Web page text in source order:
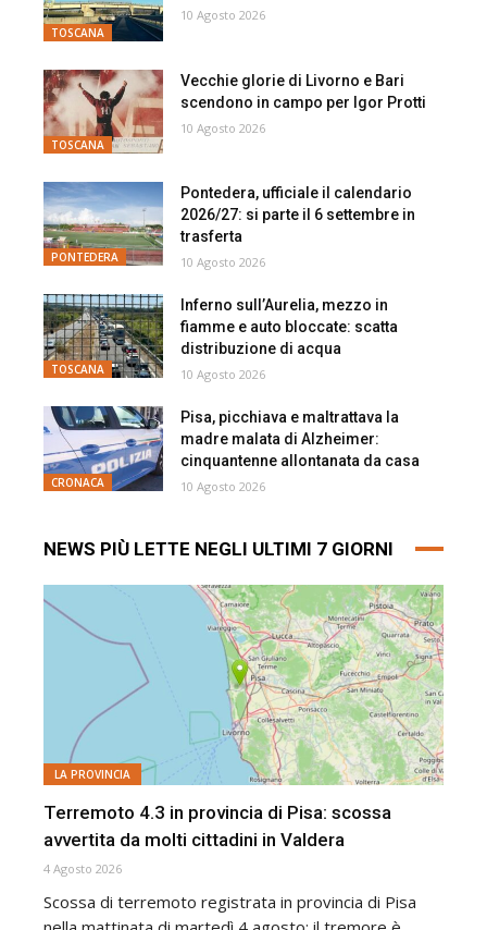
TOSCANA
10 Agosto 2026
TOSCANA
Vecchie glorie di Livorno e Bari
scendono in campo per Igor Protti
10 Agosto 2026
PONTEDERA
Pontedera, ufficiale il calendario
2026/27: si parte il 6 settembre in
trasferta
10 Agosto 2026
TOSCANA
Inferno sull’Aurelia, mezzo in
fiamme e auto bloccate: scatta
distribuzione di acqua
10 Agosto 2026
CRONACA
Pisa, picchiava e maltrattava la
madre malata di Alzheimer:
cinquantenne allontanata da casa
10 Agosto 2026
NEWS PIÙ LETTE NEGLI ULTIMI 7 GIORNI
LA PROVINCIA
Terremoto 4.3 in provincia di Pisa: scossa
avvertita da molti cittadini in Valdera
4 Agosto 2026
Scossa di terremoto registrata in provincia di Pisa